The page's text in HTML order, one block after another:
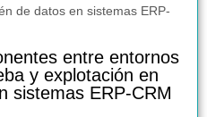
entre entornos
y explotación en
sistemas ERP-CRM